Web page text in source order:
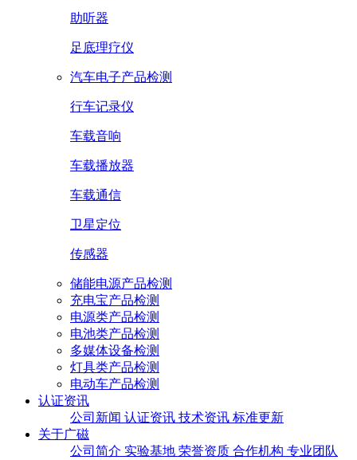
助听器
足底理疗仪
汽车电子产品检测
行车记录仪
车载音响
车载播放器
车载通信
卫星定位
传感器
储能电源产品检测
充电宝产品检测
电源类产品检测
电池类产品检测
多媒体设备检测
灯具类产品检测
电动车产品检测
认证资讯
公司新闻 认证资讯 技术资讯 标准更新
关于广磁
公司简介 实验基地 荣誉资质 合作机构 专业团队